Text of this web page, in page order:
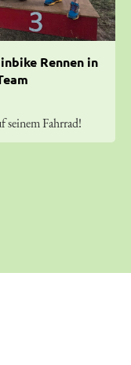
Rennen in
seinem Fahrrad!